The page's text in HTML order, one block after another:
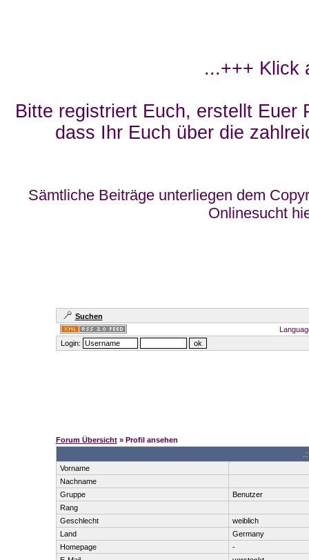
...+++ Klick
Bitte registriert Euch, erstellt Euer
dass Ihr Euch über die
Sämtliche Beiträge unterliegen dem
Onlinesucht
Suchen
Login:
Forum Übersicht» Profil ansehen
Vorname
Nachname
Gruppe
Benutzer
Rang
Geschlecht
weiblich
Land
Germany
Homepage
-